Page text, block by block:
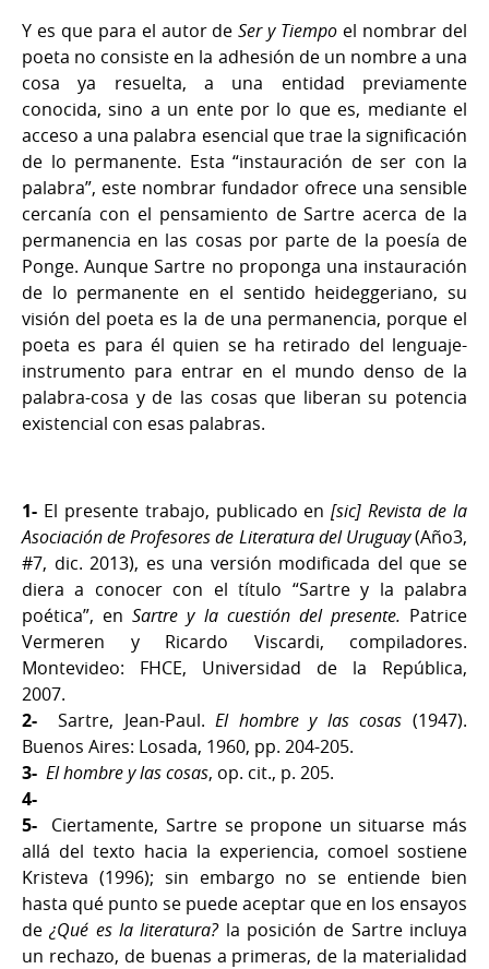
Y es que para el autor deSer y Tiempo el nombrar del
poeta no consiste en la adhesión de un nombre a una
cosa ya resuelta, a una entidad previamente
conocida, sino a un ente por lo que es, mediante el
acceso a una palabra esencial que trae la significación
de lo permanente. Esta “instauración de ser con la
palabra”, este nombrar fundador ofrece una sensible
cercanía con el pensamiento de Sartre acerca de la
permanencia en las cosas por parte de la poesía de
Ponge. Aunque Sartre no proponga una instauración
de lo permanente en el sentido heideggeriano, su
visión del poeta es la de una permanencia, porque el
poeta es para él quien se ha retirado del lenguaje-
instrumento para entrar en el mundo denso de la
palabra-cosa y de las cosas que liberan su potencia
existencial con esas palabras.
1- El presente trabajo, publicado en[sic] Revista de la
Asociación de Profesores de Literatura del Uruguay(Año3,
#7, dic. 2013), es una versión modificada del que se
diera a conocer con el título “Sartre y la palabra
poética”, enSartre y la cuestión del presente. Patrice
Vermeren y Ricardo Viscardi, compiladores.
Montevideo: FHCE, Universidad de la República,
2007.
2-
Sartre, Jean-Paul.El hombre y las cosas(1947).
Buenos Aires: Losada, 1960, pp. 204-205.
3- El hombre y las cosas, op. cit., p. 205.
4-
5- Ciertamente, Sartre se propone un situarse más
allá del texto hacia la experiencia, comoel sostiene
Kristeva (1996); sin embargo no se entiende bien
hasta qué punto se puede aceptar que en los ensayos
de¿Qué es la literatura? la posición de Sartre incluya
un rechazo, de buenas a primeras, de la materialidad